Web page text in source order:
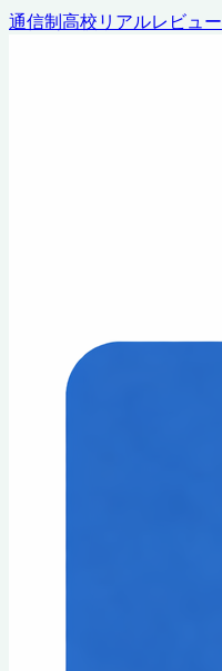
通信制高校リアルレビュー